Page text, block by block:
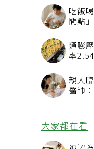
吃飯
間點
通膨
率
親人
醫師
大家都在看